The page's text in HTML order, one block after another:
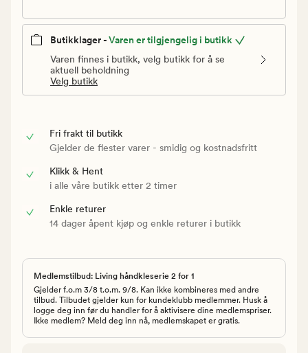
Butikklager -Varen er tilgjengelig i butikk
Varen finnes i butikk, velg butikk for å se
aktuell beholdning
Velg butikk
Fri frakt til butikk
Gjelder de flester varer - smidig og kostnadsfritt
Klikk & Hent
i alle våre butikk etter 2 timer
Enkle returer
14 dager åpent kjøp og enkle returer i butikk
Medlemstilbud: Living håndkleserie 2 for 1
Gjelder f.o.m 3/8 t.o.m. 9/8. Kan ikke kombineres med andre
tilbud. Tilbudet gjelder kun for kundeklubb medlemmer. Husk å
logge deg inn før du handler for å aktivisere dine medlemspriser.
Ikke medlem? Meld deg inn nå, medlemskapet er gratis.